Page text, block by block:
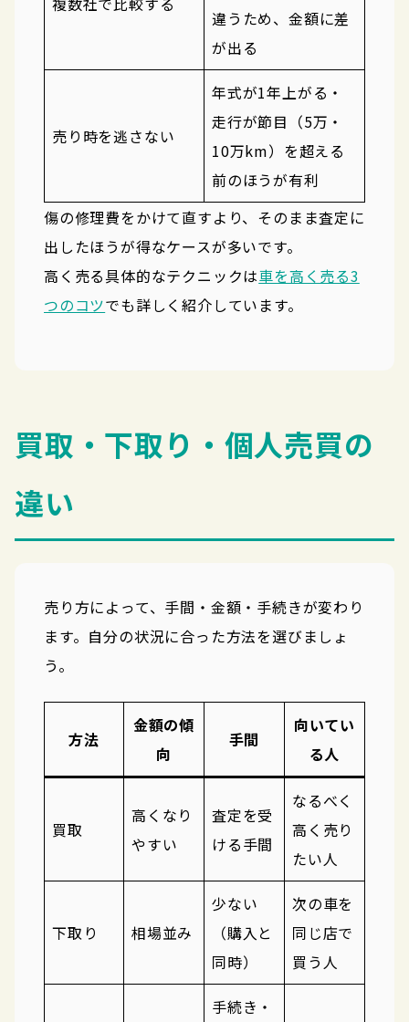
違うため、金額に差
が出る
売り時を逃さない
年式が1年上がる・
走行が節目（5万・
10万km）を超える
前のほうが有利
傷の修理費をかけて直すより、そのまま査定に
出したほうが得なケースが多いです。
高く売る具体的なテクニックは車を高く売る3
つのコツでも詳しく紹介しています。
買取・下取り・個人売買の
違い
売り方によって、手間・金額・手続きが変わり
ます。自分の状況に合った方法を選びましょ
う。
方法
金額の傾
向
手間
向いてい
る人
買取
高くなり
やすい
査定を受
ける手間
なるべく
高く売り
たい人
下取り 相場並み
少ない
（購入と
同時）
次の車を
同じ店で
買う人
手続き・